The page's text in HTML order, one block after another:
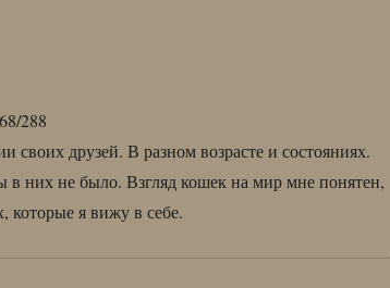
288
своих друзей. В разном возрасте и состояниях.
них не было. Взгляд кошек на мир мне понятен,
которые я вижу в себе.